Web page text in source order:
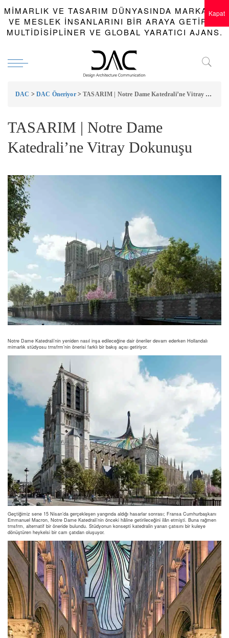
MIMARLIK VE TASARIM DÜNYASINDA MARKALAR
VE MESLEK INSANLARINI BIR ARAYA GETIREN
MULTIDISIPLINER VE GLOBAL YARATICI AJANS.
DAC > DAC Öneriyor>TASARIM | Notre Dame Katedrali’ne Vitray Dokunuşu
TASARIM | Notre Dame
Katedrali’ne Vitray Dokunuşu
Notre Dame Katedrali’nin yeniden nasıl inşa edileceğine dair öneriler devam ederken Hollandalı
mimarlık stüdyosu trnsfrm’nin önerisi farklı bir bakış açısı getiriyor.
Geçtiğimiz sene 15 Nisan’da gerçekleşen yangında aldığı hasarlar sonrası; Fransa Cumhurbaşkanı
Emmanuel Macron, Notre Dame Katedrali’nin önceki hâline getirileceğini ilân etmişti. Buna rağmen
trnsfrm, alternatif bir öneride bulundu. Stüdyonun konsepti katedralin yanan çatısını bir kuleye
dönüştüren heykelsi bir cam çatıdan oluşuyor.
Kapat